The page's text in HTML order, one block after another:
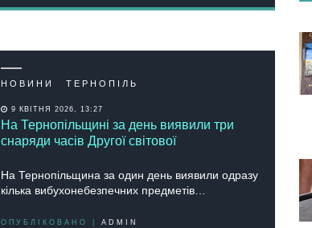
НОВИНИ ТЕРНОПІЛЬ
9 КВІТНЯ 2026, 13:27
На Тернопільщині за день виявили три
снаряди часів Другої світової
На Тернопільщина за один день виявили одразу
кілька вибухонебезпечних предметів…
ОПУБЛІКОВАНО | ADMIN